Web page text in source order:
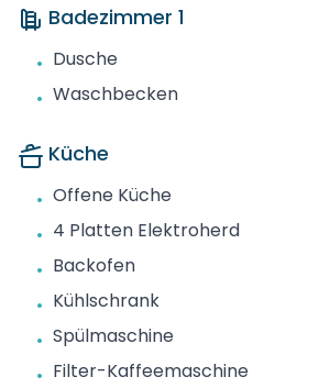
Badezimmer 1
• Dusche
• Waschbecken
Küche
• Offene Küche
• 4 Platten Elektroherd
• Backofen
• Kühlschrank
• Spülmaschine
• Filter-Kaffeemaschine